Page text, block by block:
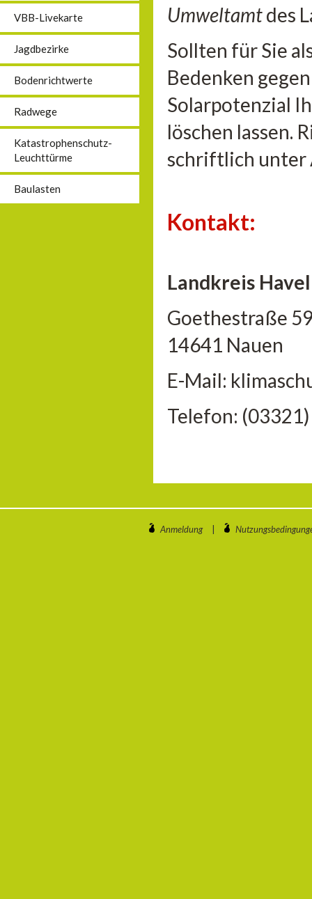
VBB-Livekarte
Jagdbezirke
Bodenrichtwerte
Radwege
Katastrophenschutz-
Leuchttürme
Baulasten
Umweltamtdes
Sollten für Sie
Bedenken
Solarpotenzial
löschen lassen.
schriftlich unter
Kontakt:
Landkreis
Goethestraße
14641 Nauen
E-Mail:
Telefon:
Anmeldung